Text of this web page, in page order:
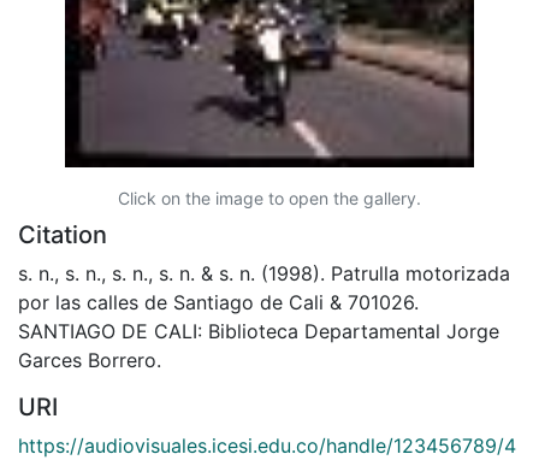
Click on the image to open the gallery.
Citation
s. n., s. n., s. n., s. n. & s. n. (1998). Patrulla motorizada
por las calles de Santiago de Cali & 701026.
SANTIAGO DE CALI: Biblioteca Departamental Jorge
Garces Borrero.
URI
https://audiovisuales.icesi.edu.co/handle/123456789/4